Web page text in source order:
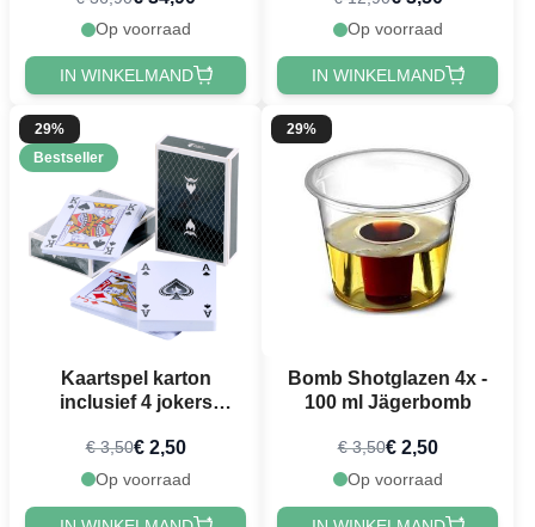
Op voorraad
IN WINKELMAND
Op voorraad
IN WINKELMAND
29%
Bestseller
Kaartspel karton
inclusief 4 jokers
speelkaarten
€ 3,50€ 2,50
Op voorraad
29%
Bomb Shotglazen 4x -
100 ml Jägerbomb
€ 3,50€ 2,50
Op voorraad